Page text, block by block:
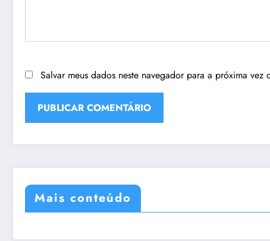
Salvar meus dados neste navegador para a próxima vez
Mais conteúdo